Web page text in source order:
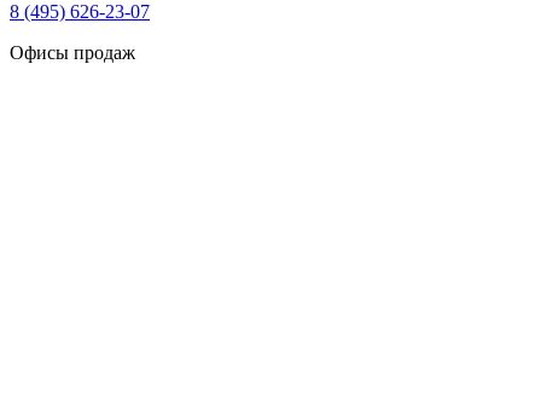
8 (495) 626-23-07
Офисы продаж